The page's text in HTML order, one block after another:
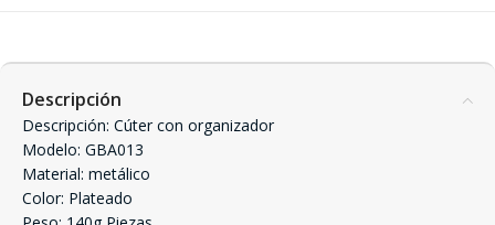
Descripción
Descripción: Cúter con organizador
Modelo: GBA013
Material: metálico
Color: Plateado